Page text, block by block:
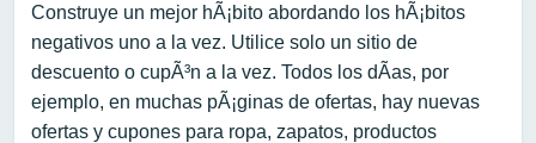
Construye un mejor hÃ¡bito abordando los hÃ¡bitos
negativos uno a la vez. Utilice solo un sitio de
descuento o cupÃ³n a la vez. Todos los dÃ­as, por
ejemplo, en muchas pÃ¡ginas de ofertas, hay nuevas
ofertas y cupones para ropa, zapatos, productos